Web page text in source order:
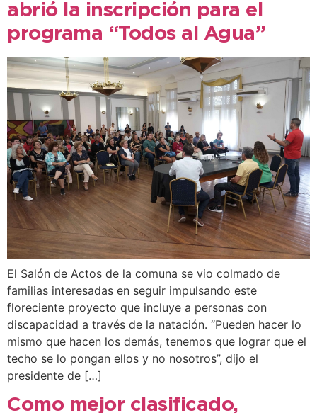
abrió la inscripción para el
programa “Todos al Agua”
El Salón de Actos de la comuna se vio colmado de
familias interesadas en seguir impulsando este
floreciente proyecto que incluye a personas con
discapacidad a través de la natación. “Pueden hacer lo
mismo que hacen los demás, tenemos que lograr que el
techo se lo pongan ellos y no nosotros”, dijo el
presidente de […]
Como mejor clasificado,